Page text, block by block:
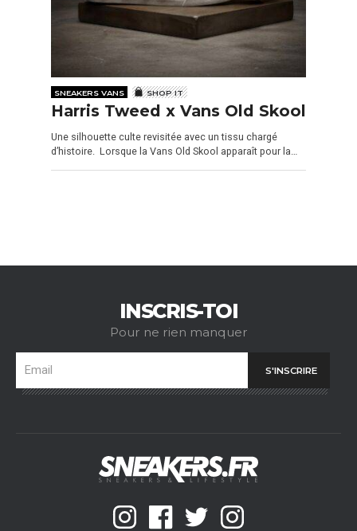
SNEAKERS VANS SHOP IT
Harris Tweed x Vans Old Skool
Une silhouette culte revisitée avec un tissu chargé
d’histoire. Lorsque la Vans Old Skool apparaît pour la…
INSCRIS-TOI
Pour ne rien manquer